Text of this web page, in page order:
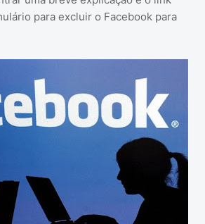
para excluir o Facebook para